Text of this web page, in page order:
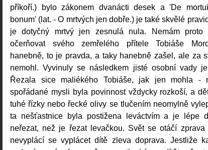
příkoří.) bylo zákonem dvanácti desek a 'De
bonum' (lat. - O mrtvých jen dobře.) je také skvělé
je dotyčný mrtvý jen zesnulá nula. Nemám proto
očerňovat svého zemřelého přítele Tobiáše
hanebně, to je pravda, a taky hanebně zašel, ale za
nemohl. Vyvinuly se následkem jisté osobní vady
Řezala sice maliékého Tobiáše, jak jen mohla -
spořádané mysli byla povinnost vždycky rozkoší, a
tuhé řízky nebo řecké olivy se tlučením neomylně
ta nešťastnice byla postižena leváctvím a je lépe
neřezat, než je řezat levačkou. Svět se otáčí zprava
nevyplácí se vyplácet dítě zleva doprava. Jestliže